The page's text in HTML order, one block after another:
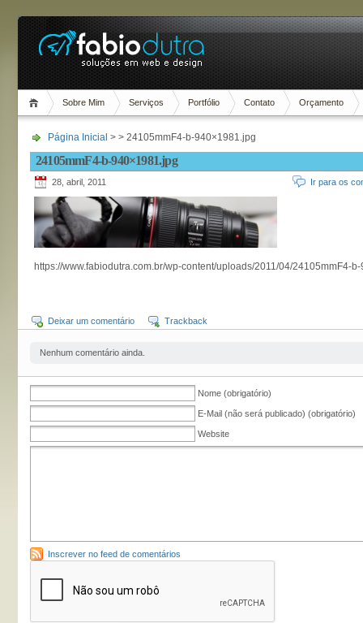
Sobre Mim Serviços Portfólio Contato Orçamento
Página Inicial > > 24105mmF4-b-940×1981.jpg
24105mmF4-b-940×1981.jpg
28, abril, 2011 Ir para os
https://www.fabiodutra.com.br/wp-content/uploads/2011/04/24105mmF4-
Deixar um comentário Trackback
Nenhum comentário ainda.
Nome (obrigatório)
E-Mail (não será publicado) (obrigatório)
Website
Inscrever no feed de comentários